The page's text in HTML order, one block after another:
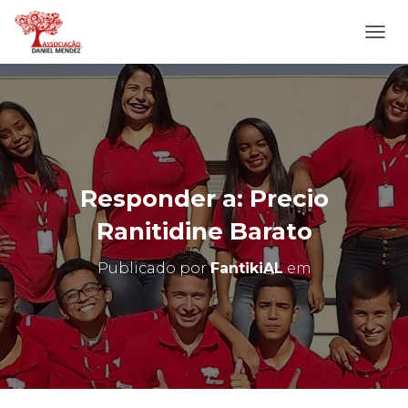
L
T
E
R
N
A
N
A
E
G
O
Responder a: Precio
Ranitidine Barato
Publicado porFantikiALem